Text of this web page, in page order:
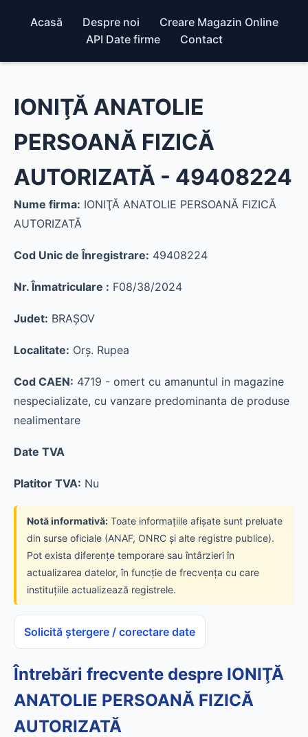
Acasă Despre noi
Creare Magazin Online
API Date firme
Contact
IONIŢĂ ANATOLIE
PERSOANĂ FIZICĂ
AUTORIZATĂ - 49408224
Nume firma: IONIŢĂ ANATOLIE PERSOANĂ FIZICĂ
AUTORIZATĂ
Cod Unic de Înregistrare: 49408224
Nr. Înmatriculare : F08/38/2024
Judet: BRAŞOV
Localitate: Orş. Rupea
Cod CAEN: 4719 - omert cu amanuntul in magazine
nespecializate, cu vanzare predominanta de produse
nealimentare
Date TVA
Platitor TVA: Nu
Notă informativă: Toate informațiile afișate sunt preluate
din surse oficiale (ANAF, ONRC și alte registre publice).
Pot exista diferențe temporare sau întârzieri în
actualizarea datelor, în funcție de frecvența cu care
instituțiile actualizează registrele.
Solicită ștergere / corectare date
Întrebări frecvente despre IONIŢĂ
ANATOLIE PERSOANĂ FIZICĂ
AUTORIZATĂ